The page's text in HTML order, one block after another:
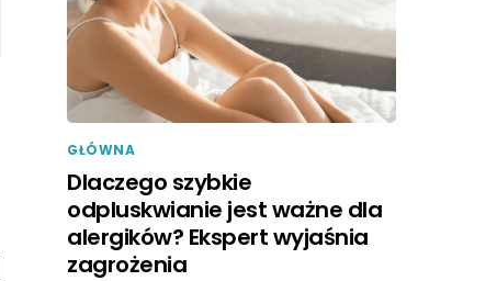
GŁÓWNA
Dlaczego szybkie
odpluskwianie jest ważne dla
alergików? Ekspert wyjaśnia
zagrożenia